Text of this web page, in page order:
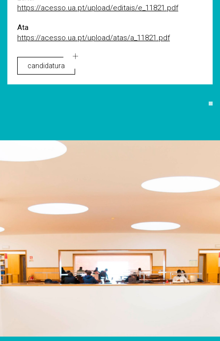
https://acesso.ua.pt/upload/editais/e_11821.pdf
Ata
https://acesso.ua.pt/upload/atas/a_11821.pdf
candidatura